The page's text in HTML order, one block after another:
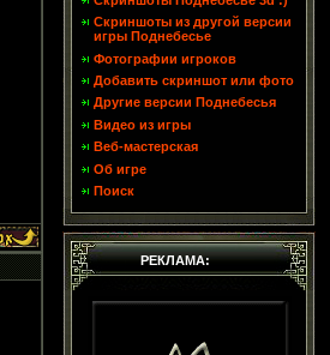
Скриншоты из другой версии
игры Поднебесье
Фотографии игроков
Добавить скриншот или фото
Другие версии Поднебесья
Видео из игры
Веб-мастерская
Об игре
Поиск
РЕКЛАМА: